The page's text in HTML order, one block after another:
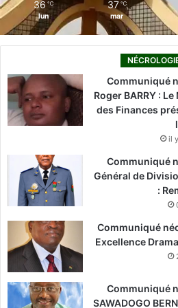
36 ℃
lun
37 ℃
mar
Communiqué
Roger BARRY :
des Finances
il
Communiqué
Général de
:
Communiqué
Excellence
Communiqué
SAWADOGO